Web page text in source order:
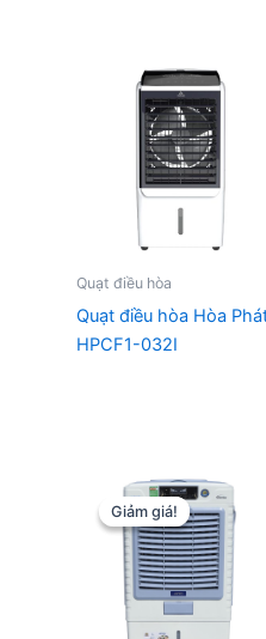
Quạt điều hòa
Quạt điều hòa Hòa
HPCF1-032I
Giảm giá!
Giảm giá!